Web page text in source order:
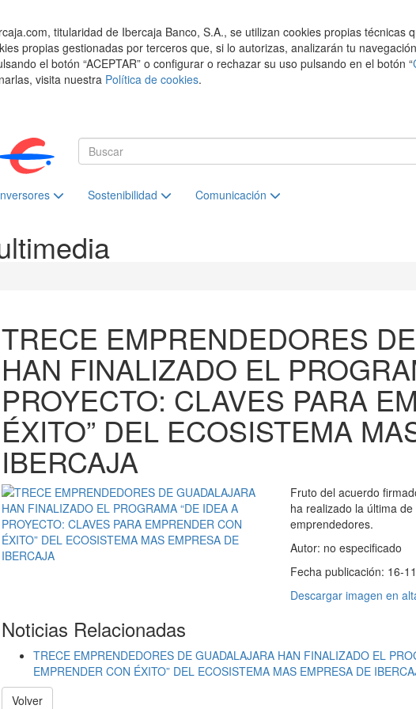
titularidad de Ibercaja Banco, S.A., se utilizan cookies propias técnicas
propias gestionadas por terceros que, si lo autorizas, analizarán tu
el botón “ACEPTAR” o configurar o rechazar su uso pulsando en el botón “
visita nuestra Política de cookies.
Sostenibilidad Comunicación
TRECE EMPRENDEDORES
HAN FINALIZADO EL
PROYECTO: CLAVES PARA
ÉXITO” DEL ECOSISTEMA
IBERCAJA
Fruto del acuerdo
ha realizado la última
emprendedores.
Autor: no especificado
Fecha publicación: 16-
Descargar imagen en
Noticias Relacionadas
TRECE EMPRENDEDORES DE GUADALAJARA HAN FINALIZADO EL
EMPRENDER CON ÉXITO” DEL ECOSISTEMA MAS EMPRESA DE
Volver